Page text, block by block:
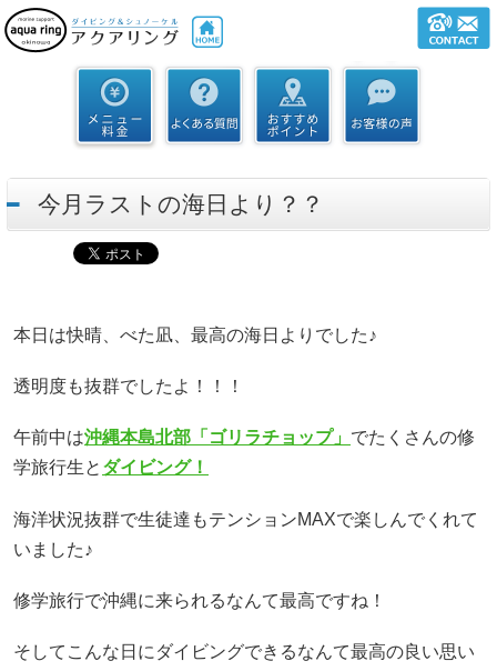
今月ラストの海日より？？
本日は快晴、べた凪、最高の海日よりでした♪
透明度も抜群でしたよ！！！
午前中は沖縄本島北部「ゴリラチョップ」 でたくさんの修
学旅行生と ダイビング！
海洋状況抜群で生徒達もテンションMAXで楽しんでくれて
いました♪
修学旅行で沖縄に来られるなんて最高ですね！
そしてこんな日にダイビングできるなんて最高の良い思い